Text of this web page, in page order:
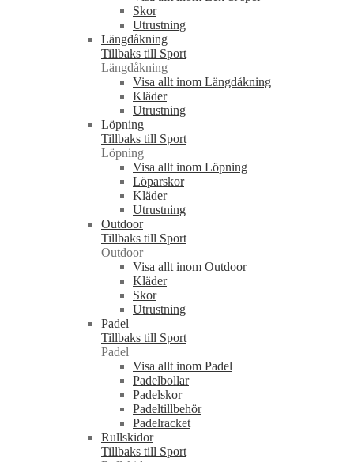
Skor
Utrustning
Längdåkning
Tillbaks till Sport
Längdåkning
Visa allt inom Längdåkning
Kläder
Utrustning
Löpning
Tillbaks till Sport
Löpning
Visa allt inom Löpning
Löparskor
Kläder
Utrustning
Outdoor
Tillbaks till Sport
Outdoor
Visa allt inom Outdoor
Kläder
Skor
Utrustning
Padel
Tillbaks till Sport
Padel
Visa allt inom Padel
Padelbollar
Padelskor
Padeltillbehör
Padelracket
Rullskidor
Tillbaks till Sport